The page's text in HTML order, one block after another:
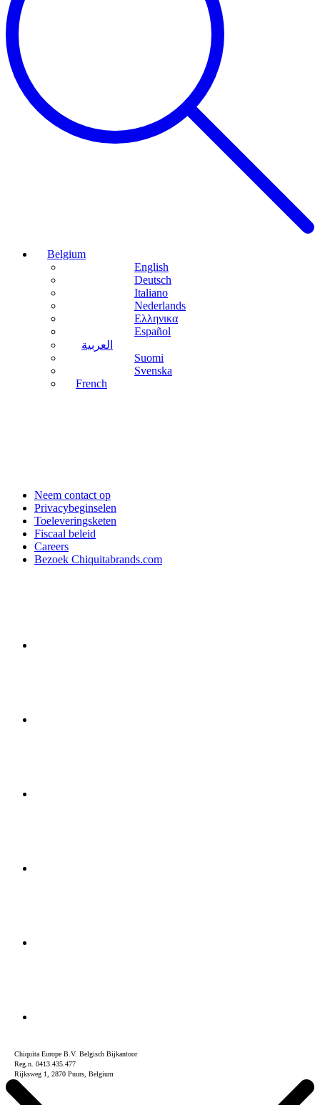
Belgium
English
Deutsch
Italiano
Nederlands
Ελληνικα
Español
العربية
Suomi
Svenska
French
Neem contact op
Privacybeginselen
Toeleveringsketen
Fiscaal beleid
Careers
Bezoek Chiquitabrands.com
Chiquita Europe B.V. Belgisch Bijkantoor
Reg.n. 0413.435.477
Rijksweg 1, 2870 Puurs, Belgium